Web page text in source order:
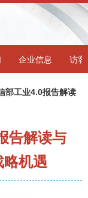
企业信息 访客
部工业4.0报告解读
告解读与
略机遇